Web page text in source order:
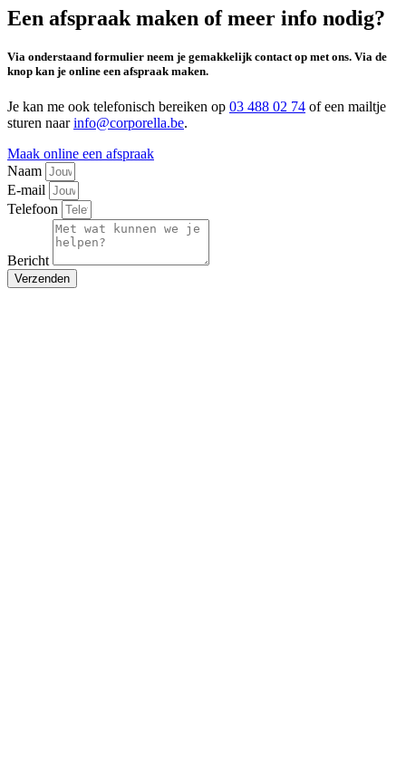
Een afspraak maken of meer info nodig?
Via onderstaand formulier neem je gemakkelijk contact op met ons. Via de
knop kan je online een afspraak maken.
Je kan me ook telefonisch bereiken op 03 488 02 74 of een mailtje
sturen naarinfo@corporella.be.
Maak online een afspraak
Naam
E-mail
Telefoon
Bericht
Verzenden